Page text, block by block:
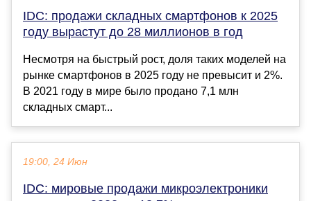
IDC: продажи складных смартфонов к 2025
году вырастут до 28 миллионов в год
Несмотря на быстрый рост, доля таких моделей на
рынке смартфонов в 2025 году не превысит и 2%.
В 2021 году в мире было продано 7,1 млн
складных смарт...
19:00, 24 Июн
IDC: мировые продажи микроэлектроники